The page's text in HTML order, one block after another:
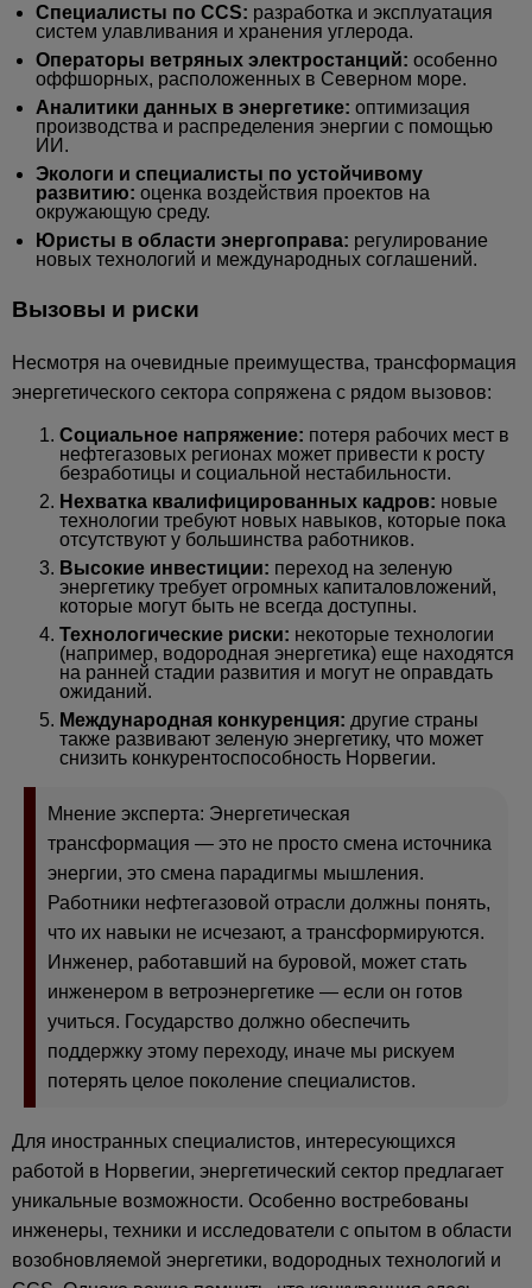
Специалисты по CCS: разработка и эксплуатация
систем улавливания и хранения углерода.
Операторы ветряных электростанций: особенно
оффшорных, расположенных в Северном море.
Аналитики данных в энергетике: оптимизация
производства и распределения энергии с помощью
ИИ.
Экологи и специалисты по устойчивому
развитию: оценка воздействия проектов на
окружающую среду.
Юристы в области энергоправа: регулирование
новых технологий и международных соглашений.
Вызовы и риски
Несмотря на очевидные преимущества, трансформация
энергетического сектора сопряжена с рядом вызовов:
Социальное напряжение: потеря рабочих мест в
нефтегазовых регионах может привести к росту
безработицы и социальной нестабильности.
Нехватка квалифицированных кадров: новые
технологии требуют новых навыков, которые пока
отсутствуют у большинства работников.
Высокие инвестиции: переход на зеленую
энергетику требует огромных капиталовложений,
которые могут быть не всегда доступны.
Технологические риски: некоторые технологии
(например, водородная энергетика) еще находятся
на ранней стадии развития и могут не оправдать
ожиданий.
Международная конкуренция: другие страны
также развивают зеленую энергетику, что может
снизить конкурентоспособность Норвегии.
Мнение эксперта: Энергетическая
трансформация — это не просто смена источника
энергии, это смена парадигмы мышления.
Работники нефтегазовой отрасли должны понять,
что их навыки не исчезают, а трансформируются.
Инженер, работавший на буровой, может стать
инженером в ветроэнергетике — если он готов
учиться. Государство должно обеспечить
поддержку этому переходу, иначе мы рискуем
потерять целое поколение специалистов.
Для иностранных специалистов, интересующихся
работой в Норвегии, энергетический сектор предлагает
уникальные возможности. Особенно востребованы
инженеры, техники и исследователи с опытом в области
возобновляемой энергетики, водородных технологий и